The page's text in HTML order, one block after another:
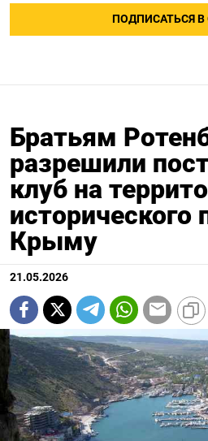
ПОДПИСАТЬСЯ В
Братьям
разрешили
клуб на
исторического
Крыму
21.05.2026